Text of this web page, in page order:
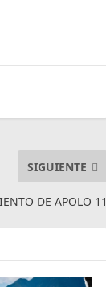
SIGUIENTE
DE APOLO 11